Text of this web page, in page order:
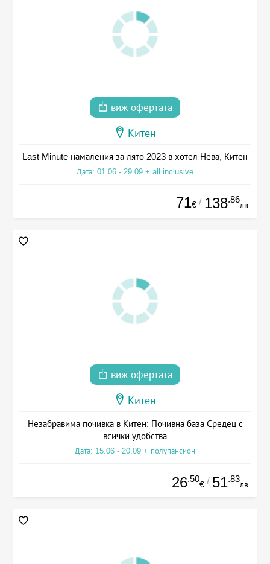
виж офертата
Китен
Last Minute намаления за лято 2023 в хотел Нева, Китен
Дата: 01.06 - 29.09 + all inclusive
71€ / 138.86
лв.
виж офертата
Китен
Незабравима почивка в Китен: Почивна база Средец с
всички удобства
Дата: 15.06 - 20.09 + полупансион
26.50
€ / 51.83
лв.